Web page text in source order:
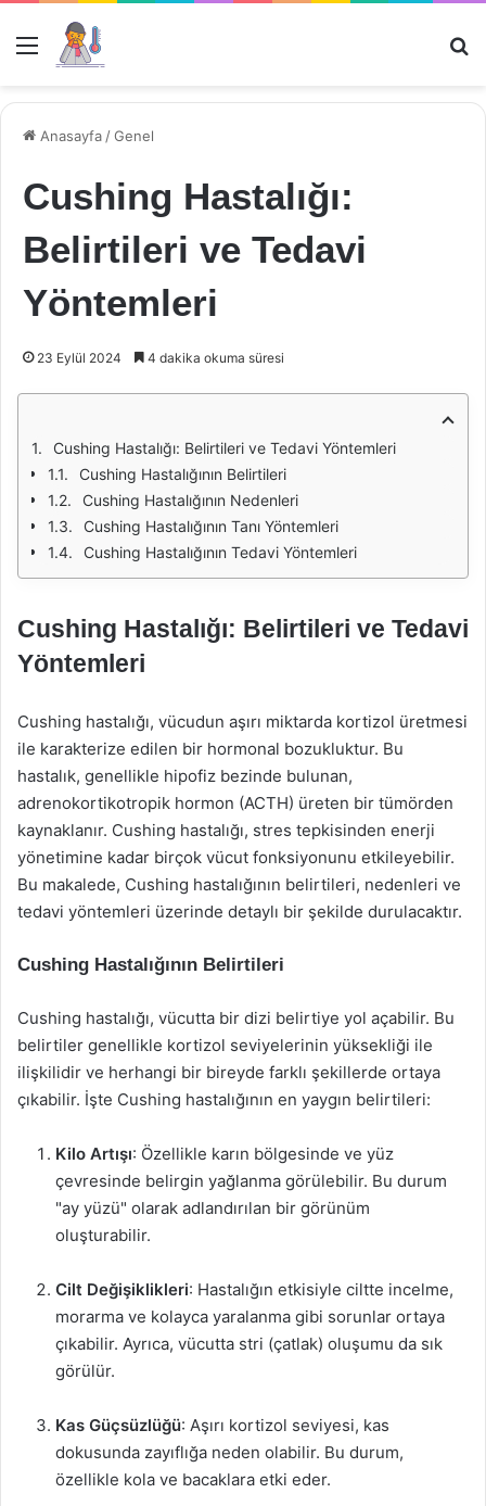
Menü
Anasayfa /Genel
Cushing Hastalığı:
Belirtileri ve Tedavi
Yöntemleri
23 Eylül 2024 4 dakika okuma süresi
Cushing Hastalığı: Belirtileri ve Tedavi Yöntemleri
Cushing Hastalığının Belirtileri
Cushing Hastalığının Nedenleri
Cushing Hastalığının Tanı Yöntemleri
Cushing Hastalığının Tedavi Yöntemleri
Cushing Hastalığı: Belirtileri ve Tedavi
Yöntemleri
Cushing hastalığı, vücudun aşırı miktarda kortizol üretmesi
ile karakterize edilen bir hormonal bozukluktur. Bu
hastalık, genellikle hipofiz bezinde bulunan,
adrenokortikotropik hormon (ACTH) üreten bir tümörden
kaynaklanır. Cushing hastalığı, stres tepkisinden enerji
yönetimine kadar birçok vücut fonksiyonunu etkileyebilir.
Bu makalede, Cushing hastalığının belirtileri, nedenleri ve
tedavi yöntemleri üzerinde detaylı bir şekilde durulacaktır.
Cushing Hastalığının Belirtileri
Cushing hastalığı, vücutta bir dizi belirtiye yol açabilir. Bu
belirtiler genellikle kortizol seviyelerinin yüksekliği ile
ilişkilidir ve herhangi bir bireyde farklı şekillerde ortaya
çıkabilir. İşte Cushing hastalığının en yaygın belirtileri:
Kilo Artışı: Özellikle karın bölgesinde ve yüz
çevresinde belirgin yağlanma görülebilir. Bu durum
"ay yüzü" olarak adlandırılan bir görünüm
oluşturabilir.
Cilt Değişiklikleri: Hastalığın etkisiyle ciltte incelme,
morarma ve kolayca yaralanma gibi sorunlar ortaya
çıkabilir. Ayrıca, vücutta stri (çatlak) oluşumu da sık
görülür.
Kas Güçsüzlüğü: Aşırı kortizol seviyesi, kas
dokusunda zayıflığa neden olabilir. Bu durum,
özellikle kola ve bacaklara etki eder.